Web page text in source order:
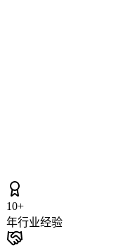
10+
年行业经验